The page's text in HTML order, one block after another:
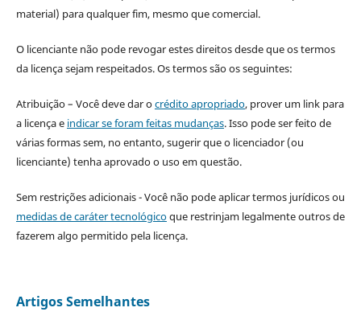
material) para qualquer fim, mesmo que comercial.
O licenciante não pode revogar estes direitos desde que os termos
da licença sejam respeitados. Os termos são os seguintes:
Atribuição – Você deve dar ocrédito apropriado, prover um link para
a licença e indicar se foram feitas mudanças. Isso pode ser feito de
várias formas sem, no entanto, sugerir que o licenciador (ou
licenciante) tenha aprovado o uso em questão.
Sem restrições adicionais - Você não pode aplicar termos jurídicos ou
medidas de caráter tecnológicoque restrinjam legalmente outros de
fazerem algo permitido pela licença.
Artigos Semelhantes